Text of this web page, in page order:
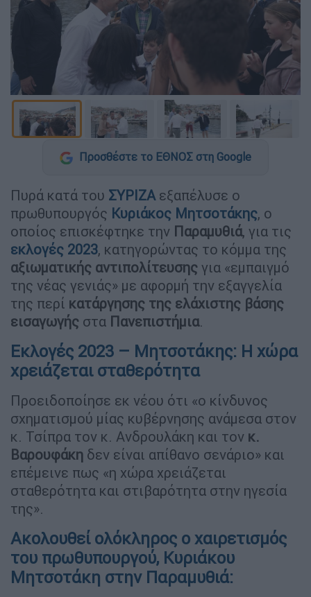
Προσθέστε το ΕΘΝΟΣ στη Google
Πυρά κατά του ΣΥΡΙΖΑ εξαπέλυσε ο
πρωθυπουργός Κυριάκος Μητσοτάκης, ο
οποίος επισκέφτηκε την Παραμυθιά, για τις
εκλογές 2023, κατηγορώντας το κόμμα της
αξιωματικής αντιπολίτευσης για «εμπαιγμό
της νέας γενιάς» με αφορμή την εξαγγελία
της περί κατάργησης της ελάχιστης βάσης
εισαγωγής στα Πανεπιστήμια.
Εκλογές 2023 – Μητσοτάκης: Η χώρα
χρειάζεται σταθερότητα
Προειδοποίησε εκ νέου ότι «ο κίνδυνος
σχηματισμού μίας κυβέρνησης ανάμεσα στον
κ. Τσίπρα τον κ. Ανδρουλάκη και τον κ.
Βαρουφάκη δεν είναι απίθανο σενάριο» και
επέμεινε πως «η χώρα χρειάζεται
σταθερότητα και στιβαρότητα στην ηγεσία
της».
Ακολουθεί ολόκληρος ο χαιρετισμός
του πρωθυπουργού, Κυριάκου
Μητσοτάκη στην Παραμυθιά: